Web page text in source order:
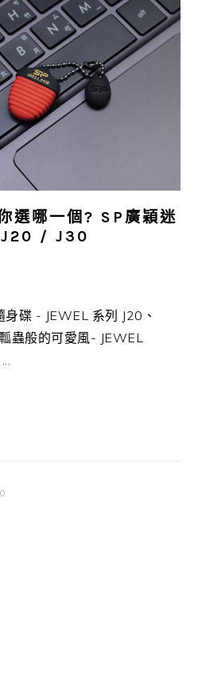
選哪一個? SP廣穎迷
J20 / J30
碟 - JEWEL 系列 J20、
蟲般的可愛風- JEWEL